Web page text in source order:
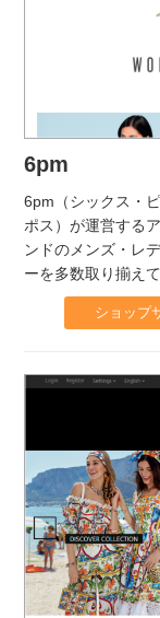
6pm
6pm（シックス・
ポス）が運営する
ンドのメンズ・レ
ーを多数取り揃え
ショップ